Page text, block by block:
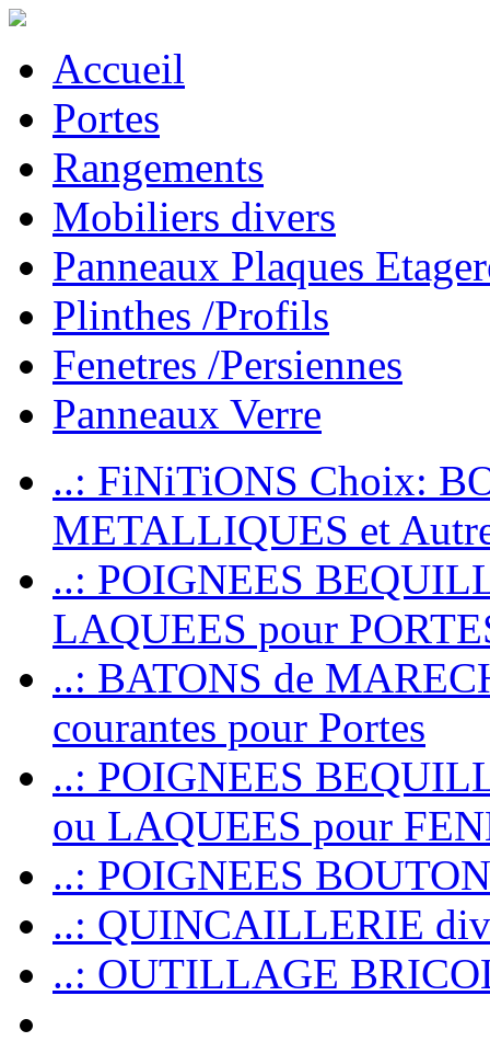
Accueil
Portes
Rangements
Mobiliers divers
Panneaux Plaques
Plinthes /Profils
Fenetres /Persiennes
Panneaux Verre
..: FiNiTiONS Choix:
METALLIQUES et
..: POIGNEES
LAQUEES pour
..: BATONS de
courantes pour Portes
..: POIGNEES
ou LAQUEES pour
..: POIGNEES
..: QUINCAILLERIE
..: OUTILLAGE